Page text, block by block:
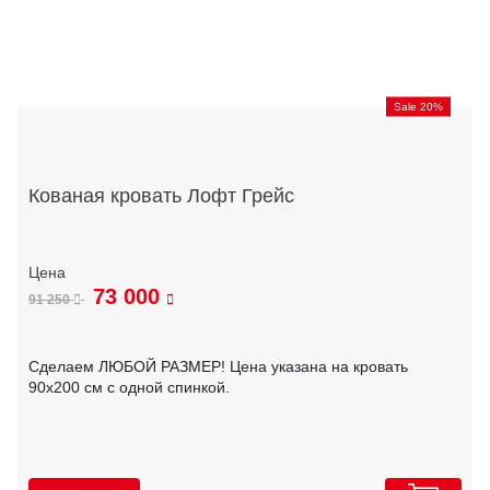
Sale 20%
Кованая кровать Лофт Грейс
91 250 73 000
Сделаем ЛЮБОЙ РАЗМЕР! Цена указана на кровать
90х200 см с одной спинкой.